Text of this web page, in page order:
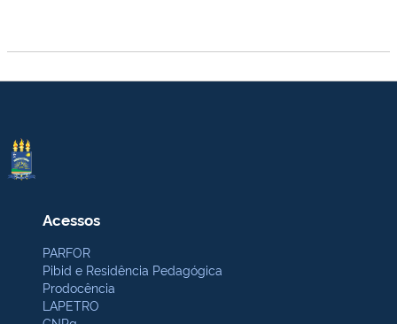
Acessos
PARFOR
Pibid e Residência Pedagógica
Prodocência
LAPETRO